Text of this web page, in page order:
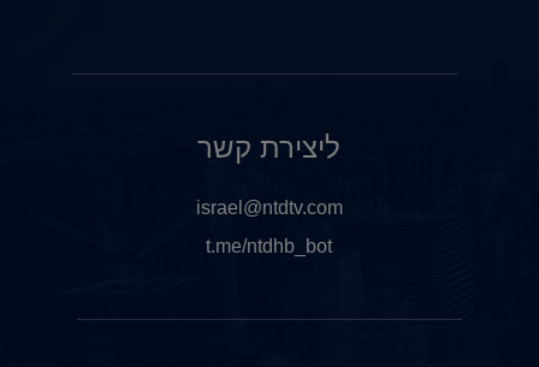
ליצירת קשר
israel@ntdtv.com
t.me/ntdhb_bot